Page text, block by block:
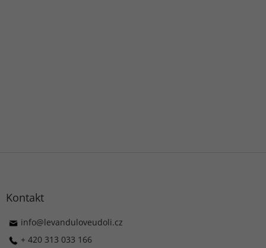
Kontakt
info@levanduloveudoli.cz
+ 420 313 033 166